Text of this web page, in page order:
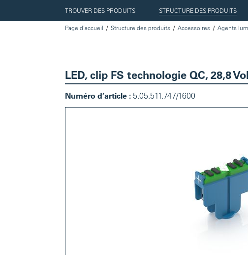
TROUVER DES PRODUITS STRUCTURE DES PRODUITS
Page d’accueil Structure des produits Accessoires Agents
LED, clip FS technologie QC, 28,8
Numéro d’article : 5.05.511.747/1600